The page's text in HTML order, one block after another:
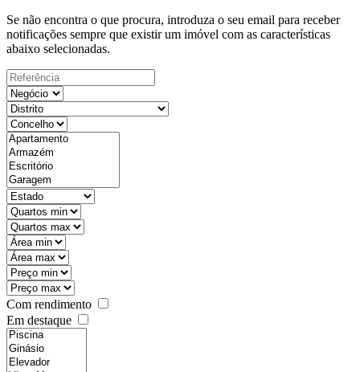
Se não encontra o que procura, introduza o seu email para receber
notificações sempre que existir um imóvel com as características
abaixo selecionadas.
Com rendimento
Em destaque